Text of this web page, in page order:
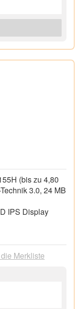
(bis zu 4,80
3.0, 24 MB
IPS Display
2x USB 3.2
Merkliste